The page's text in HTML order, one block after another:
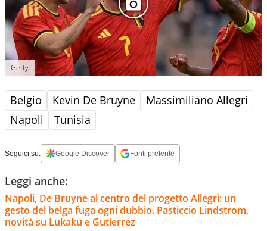
Getty
Belgio Kevin De Bruyne
Massimiliano Allegri
Napoli
Tunisia
Seguici su: Google Discover Fonti preferite
Leggi anche:
Napoli, De Bruyne al centro del progetto Allegri: un
gesto del belga fuga ogni dubbio. Pasticcio Lindstrom,
novità su Lukaku e Gutierrez